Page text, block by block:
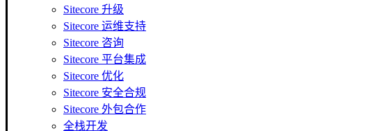
Sitecore 升级
Sitecore 运维支持
Sitecore 咨询
Sitecore 平台集成
Sitecore 优化
Sitecore 安全合规
Sitecore 外包合作
全栈开发